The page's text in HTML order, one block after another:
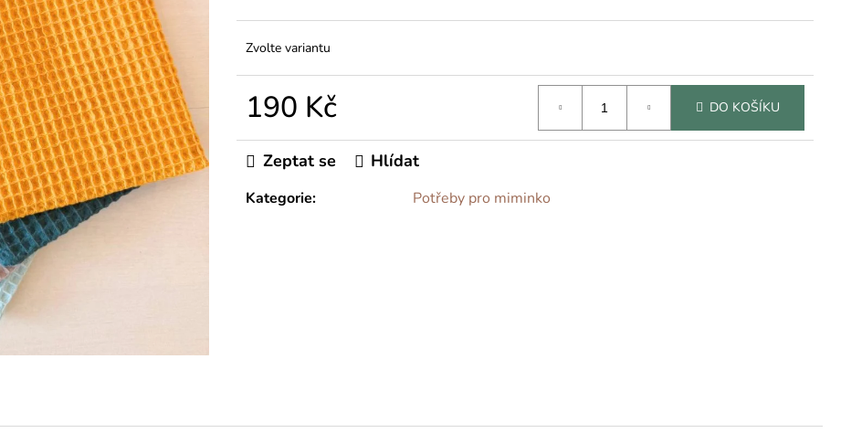
Zvolte variantu
190 Kč DO KOŠÍKU
Kategorie: Potřeby pro miminko
Zeptat se Hlídat